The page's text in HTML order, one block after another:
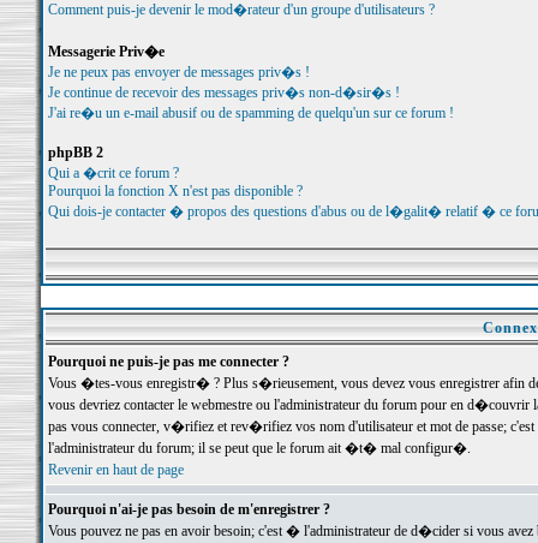
Comment puis-je devenir le mod�rateur d'un groupe d'utilisateurs ?
Messagerie Priv�e
Je ne peux pas envoyer de messages priv�s !
Je continue de recevoir des messages priv�s non-d�sir�s !
J'ai re�u un e-mail abusif ou de spamming de quelqu'un sur ce forum !
phpBB 2
Qui a �crit ce forum ?
Pourquoi la fonction X n'est pas disponible ?
Qui dois-je contacter � propos des questions d'abus ou de l�galit� relatif � ce
Pourquoi ne puis-je pas me connecter ?
Vous �tes-vous enregistr� ? Plus s�rieusement, vous devez vous enregistrer
vous devriez contacter le webmestre ou l'administrateur du forum pour en
pas vous connecter, v�rifiez et rev�rifiez vos nom d'utilisateur et mot de passe;
l'administrateur du forum; il se peut que le forum ait �t� mal configur�.
Revenir en haut de page
Pourquoi n'ai-je pas besoin de m'enregistrer ?
Vous pouvez ne pas en avoir besoin; c'est � l'administrateur de d�cider si vous